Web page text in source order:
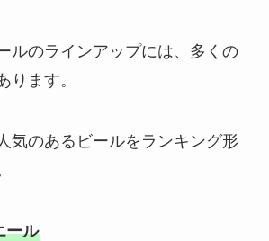
ルのラインアップには、多くの
ります。
気のあるビールをランキング形
ール